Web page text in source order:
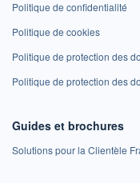
Politique de confidentialité
Politique de cookies
Politique de protection des
Politique de protection des
Guides et brochures
Solutions pour la Clientèle